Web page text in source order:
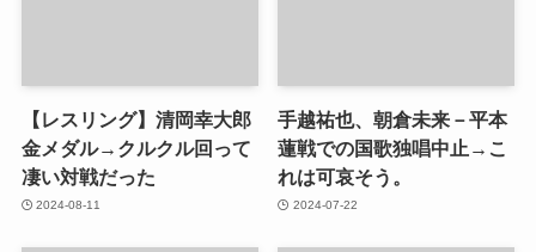
【レスリング】清岡幸大郎
金メダル→クルクル回って
凄い対戦だった
2024-08-11
手越祐也、朝倉未来－平本
蓮戦での国歌独唱中止→こ
れは可哀そう。
2024-07-22